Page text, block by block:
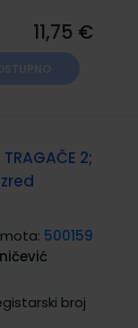
11,75 €
TRAGAČE 2;
500159
broj